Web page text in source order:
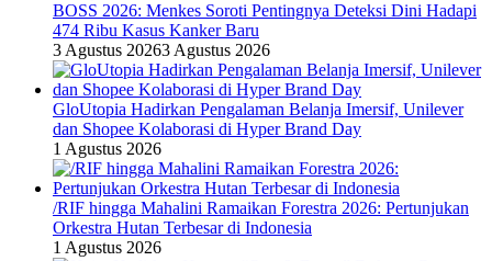
BOSS 2026: Menkes Soroti Pentingnya Deteksi Dini Hadapi
474 Ribu Kasus Kanker Baru
3 Agustus 20263 Agustus 2026
GloUtopia Hadirkan Pengalaman Belanja Imersif, Unilever
dan Shopee Kolaborasi di Hyper Brand Day
1 Agustus 2026
/RIF hingga Mahalini Ramaikan Forestra 2026: Pertunjukan
Orkestra Hutan Terbesar di Indonesia
1 Agustus 2026